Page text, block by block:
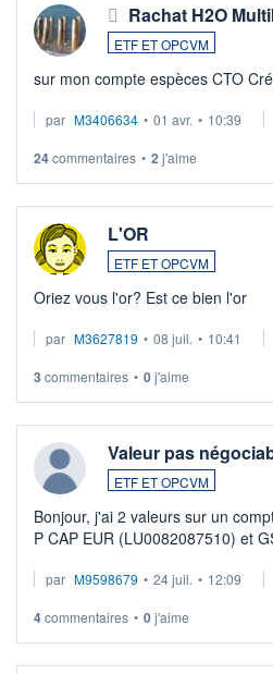
Rachat H2O
ETF ET OPCVM
sur mon compte espèces CTO
par M3406634 • 01 avr. • 10:39
24commentaires • 2 j'aime
L'OR
ETF ET OPCVM
Oriez vous l'or? Est ce bien l'or
par M3627819 • 08 juil. • 10:41
3 commentaires • 0j'aime
Valeur pas
ETF ET OPCVM
Bonjour, j'ai 2 valeurs sur un
P CAP EUR (LU0082087510) et
veux procéder à la vente, on me
par M9598679 • 24 juil. • 12:09
4commentaires • 0j'aime